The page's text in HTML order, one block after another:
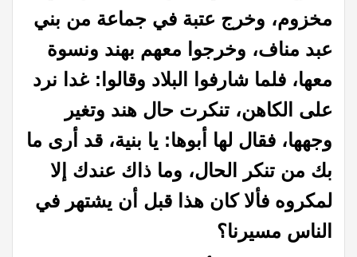
مخزوم، وخرج عتبة في جماعة من بني
عبد مناف، وخرجوا معهم بهند ونسوة
معها، فلما شارفوا البلاد وقالوا: غدا نرد
على الكاهن، تنكرت حال هند وتغير
وجهها، فقال لها أبوها: يا بنية، قد أرى ما
بك من تنكر الحال، وما ذاك عندك إلا
لمكروه فألا كان هذا قبل أن يشتهر في
الناس مسيرنا؟